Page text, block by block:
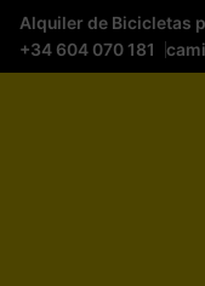
Alquiler de Bicicletas
+34 604 070 181